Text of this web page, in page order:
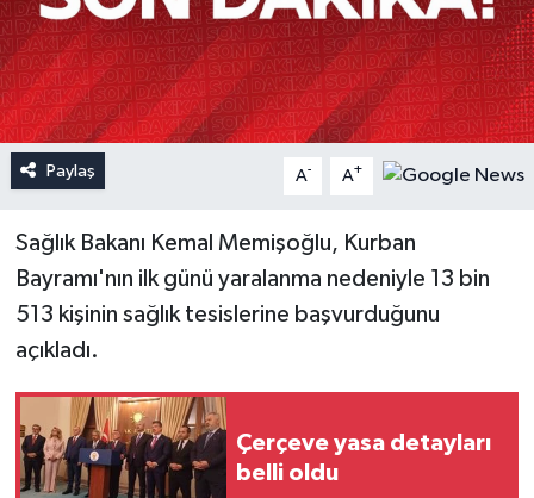
Paylaş A- A+
Sağlık Bakanı Kemal Memişoğlu, Kurban
Bayramı'nın ilk günü yaralanma nedeniyle 13 bin
513 kişinin sağlık tesislerine başvurduğunu
açıkladı.
Çerçeve yasa detayları
belli oldu